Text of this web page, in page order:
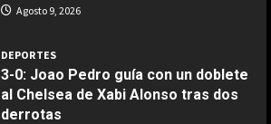
Buñuelos de alcachofas
COCINA
Agosto 9, 2026
DEPORTES
3-0: Joao Pedro guía con un doblete
al Chelsea de Xabi Alonso tras dos
derrotas